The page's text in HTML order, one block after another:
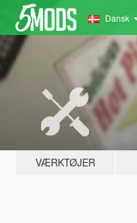
Dansk
VÆRKTØJER